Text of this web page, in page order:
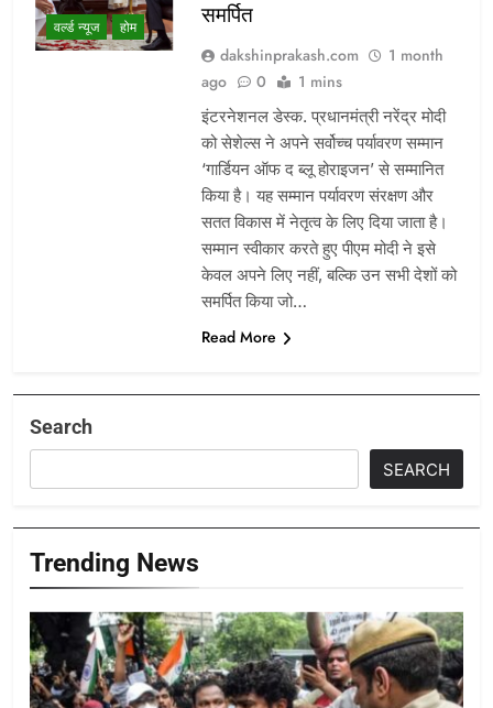
वर्ल्ड न्यूज होम
समर्पित
dakshinprakash.com
1 month
ago
0 1 mins
इंटरनेशनल डेस्क. प्रधानमंत्री नरेंद्र मोदी
को सेशेल्स ने अपने सर्वोच्च पर्यावरण सम्मान
‘गार्डियन ऑफ द ब्लू होराइजन’ से सम्मानित
किया है। यह सम्मान पर्यावरण संरक्षण और
सतत विकास में नेतृत्व के लिए दिया जाता है।
सम्मान स्वीकार करते हुए पीएम मोदी ने इसे
केवल अपने लिए नहीं, बल्कि उन सभी देशों को
समर्पित किया जो…
Read More
Search
SEARCH
Trending News